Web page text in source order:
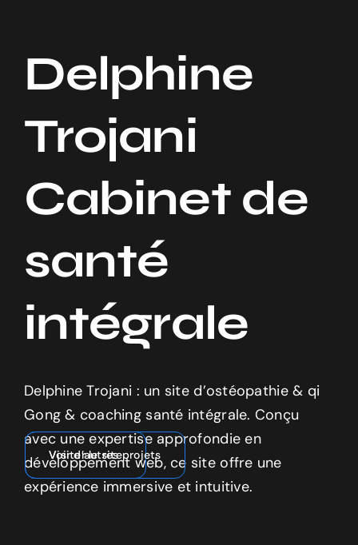
Notre Entreprise
Nos Services
Nos Projets
Delphine
Trojani
Cabinet de
santé
intégrale
Delphine Trojani : un site d’ostéopathie & qi
Gong & coaching santé intégrale. Conçu
avec une expertise approfondie en
développement web, ce site offre une
expérience immersive et intuitive.
Visiter le site
Voir d’autres projets